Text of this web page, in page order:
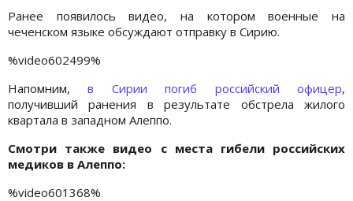
Ранее появилось видео, на котором военные на
чеченском языке обсуждают отправку в Сирию.
%video602499%
Напомним,в Сирии погиб российский офицер,
получивший ранения в результате обстрела жилого
квартала в западном Алеппо.
Смотри также видео с места гибели российских
медиков в Алеппо:
%video601368%